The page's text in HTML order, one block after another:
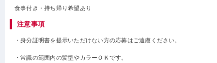
食事付き・持ち帰り希望あり
注意事項
・身分証明書を提示いただけない方の応募はご遠慮ください。
・常識の範囲内の髪型やカラーＯＫです。